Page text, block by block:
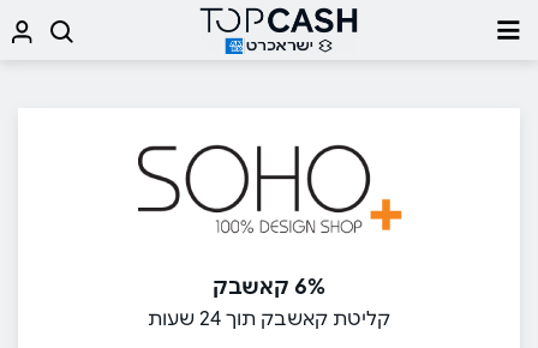
6% קאשבק
קליטת קאשבק תוך 24 שעות